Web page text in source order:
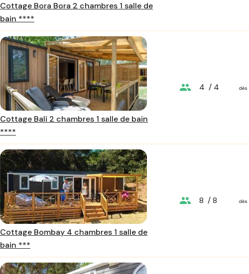
Cottage Bora Bora 2 chambres 1 salle de
bain ****
Cottage Bali 2 chambres 1 salle de bain
****
group 4 / 4 dès
Cottage Bombay 4 chambres 1 salle de
bain ***
group 8 / 8 dès